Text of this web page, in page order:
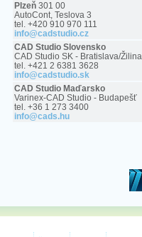
Plzeň 301 00
AutoCont, Teslova 3
tel. +420 910 970 111
info@cadstudio.cz
CAD Studio Slovensko
CAD Studio SK - Bratislava/Žilina
tel. +421 2 6381 3628
info@cadstudio.sk
CAD Studio Maďarsko
Varinex-CAD Studio - Budapešť
tel. +36 1 273 3400
info@cads.hu